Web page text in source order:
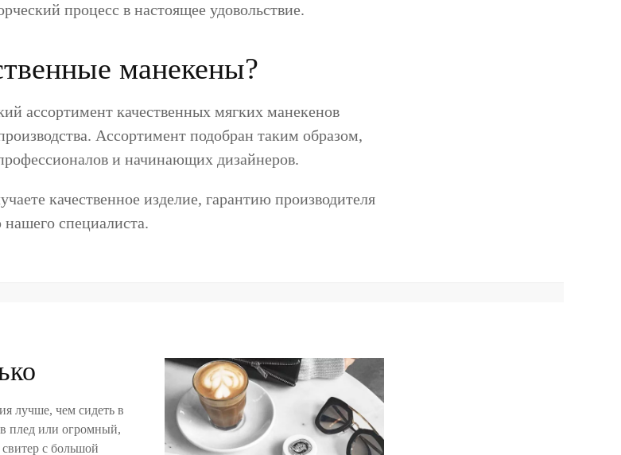
процесс в настоящее удовольствие.
манекены?
ассортимент качественных мягких манекенов
Ассортимент подобран таким образом,
и начинающих дизайнеров.
качественное изделие, гарантию производителя
специалиста.
лучше, чем сидеть в
плед или огромный,
с большой